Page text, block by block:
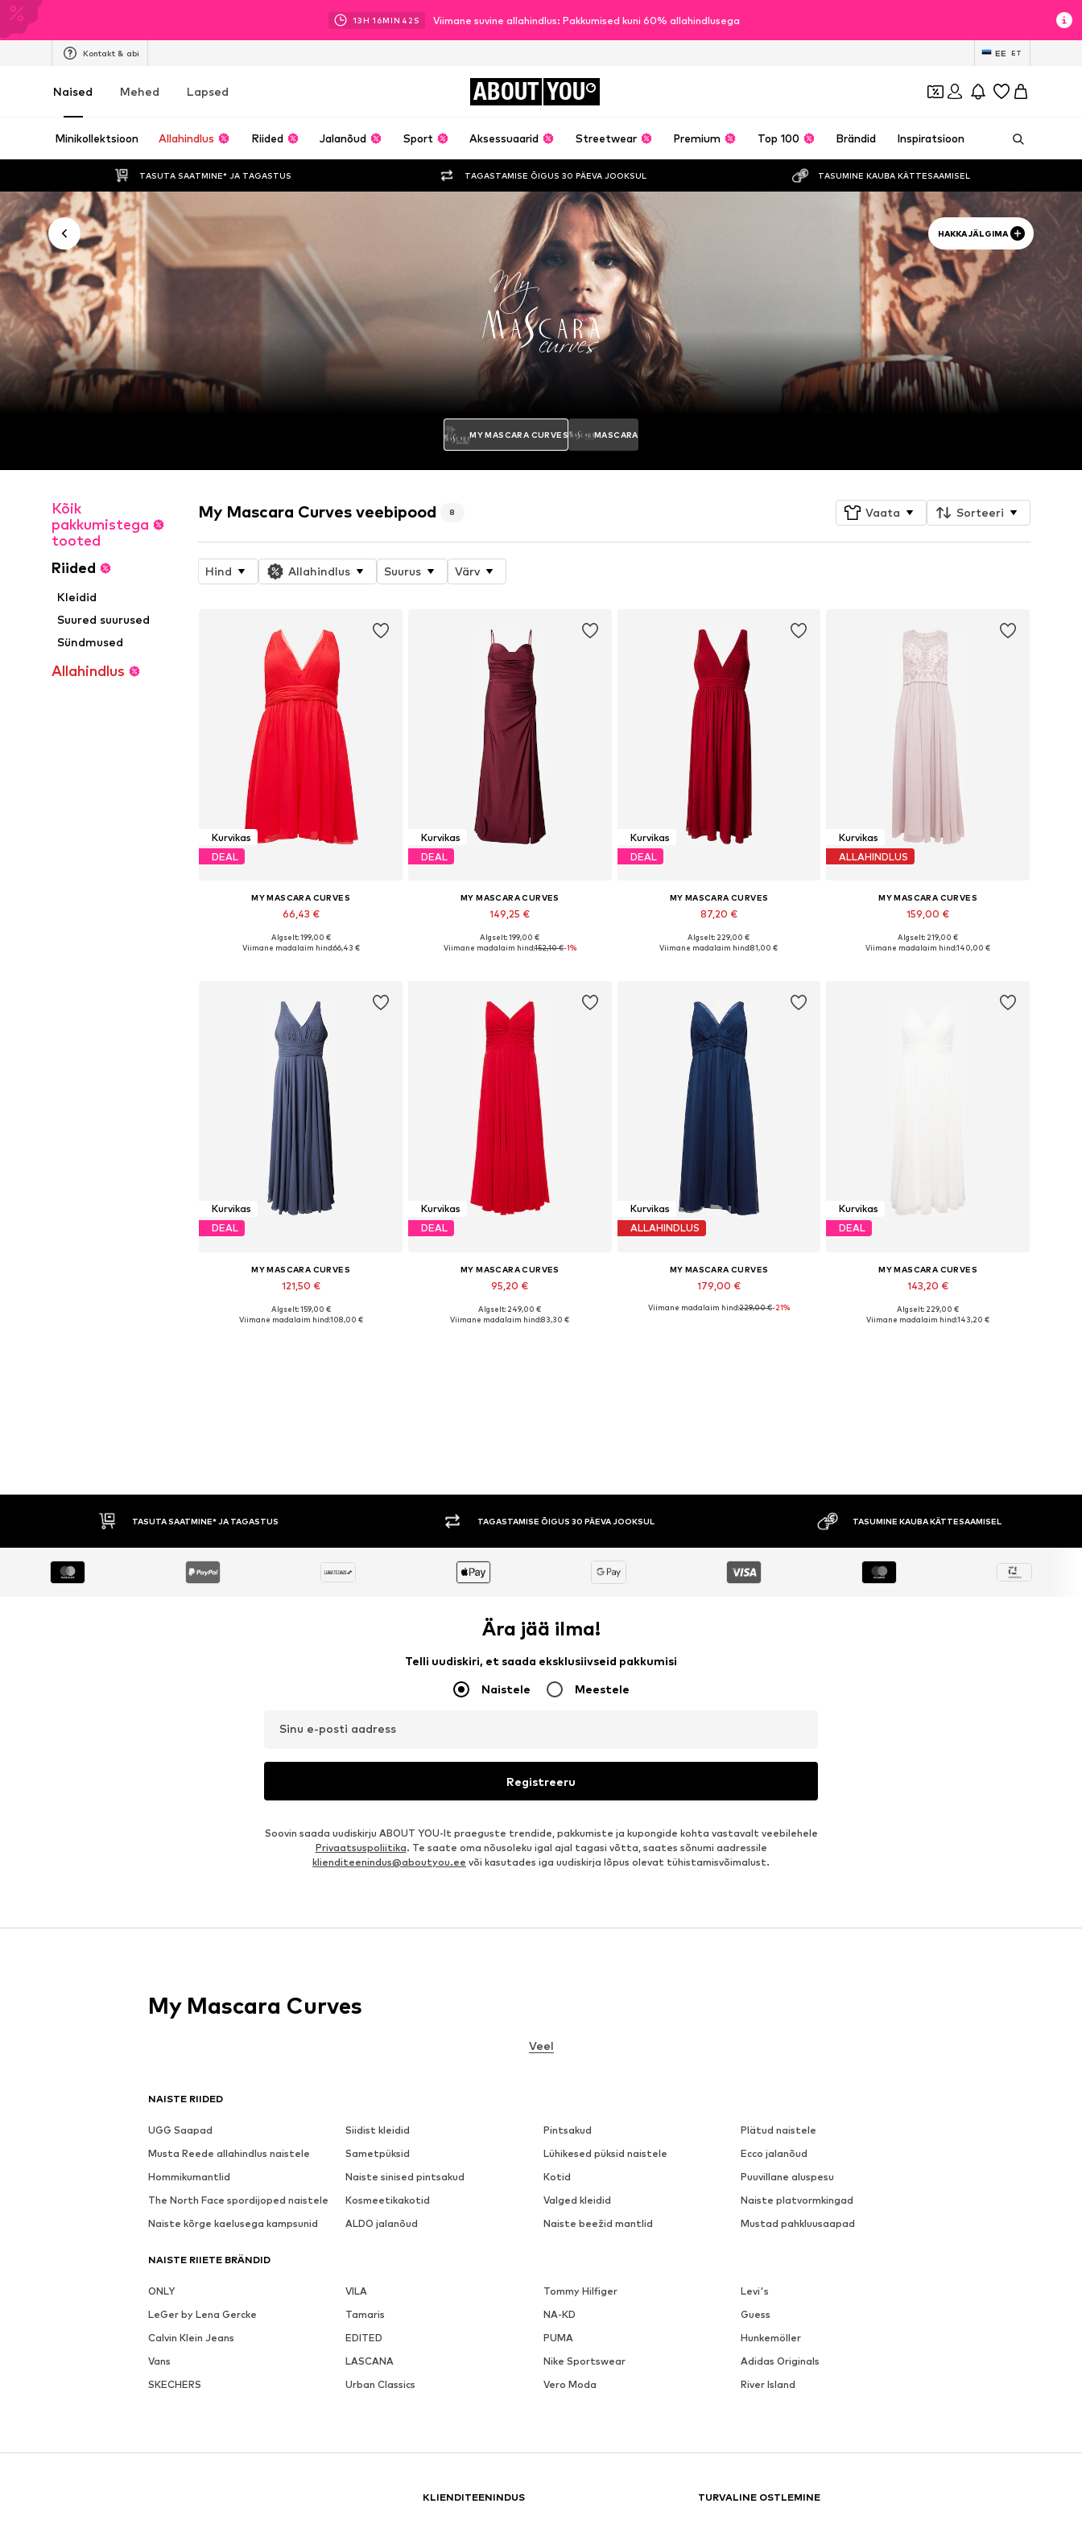
13H 16MIN 41 S Viimane suvine allahindlus: Pakkumised kuni 60% allahindlusega
Kontakt & abi EE ET
Naised Mehed Lapsed ABOUT YOU
Minikollektsioon Allahindlus Riided Jalanõud Sport Aksessuaarid Streetwear Premium Top 100 Brändid Inspiratsioon
TASUTA SAATMINE* JA TAGASTUS TAGASTAMISE ÕIGUS 30 PÄEVA JOOKSUL TASUMINE KAUBA KÄTTESAAMISEL
HAKKA JÄLGIMA
MY MASCARA CURVES MASCARA
Kõik
pakkumistega
tooted
Riided
Kleidid
Suured suurused
Sündmused
Allahindlus
My Mascara Curves veebipood 8 Vaata Sorteeri
Hind Allahindlus Suurus Värv
Kurvikas
DEAL
MY MASCARA CURVES
66,43 €
Saadaolevad suurused: 46, 48, 50, 52, 54
Algselt: 199,00 €
Viimane madalaim hind:66,43 €
Kurvikas
DEAL
MY MASCARA CURVES
149,25 €
Saadaolevad suurused: 46, 48, 50, 52, 54
Algselt: 199,00 €
Viimane madalaim hind:152,10 €-1%
Kurvikas
DEAL
MY MASCARA CURVES
87,20 €
Saadaolevad suurused: 46, 48, 50
Algselt: 229,00 €
Viimane madalaim hind:81,00 €
Kurvikas
ALLAHINDLUS
MY MASCARA CURVES
159,00 €
Saadaolevad suurused: 54
Algselt: 219,00 €
Viimane madalaim hind:140,00 €
Kurvikas
DEAL
MY MASCARA CURVES
121,50 €
Saadaolevad suurused: 50
Algselt: 159,00 €
Viimane madalaim hind:108,00 €
Kurvikas
DEAL
MY MASCARA CURVES
95,20 €
Saadaolevad suurused: 50, 52
Algselt: 249,00 €
Viimane madalaim hind:83,30 €
Kurvikas
ALLAHINDLUS
MY MASCARA CURVES
179,00 €
Saadaolevad suurused: 46
Viimane madalaim hind:229,00 €-21%
Kurvikas
DEAL
MY MASCARA CURVES
143,20 €
Saadaolevad suurused: 50, 54
Algselt: 229,00 €
Viimane madalaim hind:143,20 €
TASUTA SAATMINE* JA TAGASTUS TAGASTAMISE ÕIGUS 30 PÄEVA JOOKSUL TASUMINE KAUBA KÄTTESAAMISEL
Ära jää ilma!
Telli uudiskiri, et saada eksklusiivseid pakkumisi
Naistele Meestele
Sinu e-posti aadress
Registreeru
Soovin saada uudiskirju ABOUT YOU-lt praeguste trendide, pakkumiste ja kupongide kohta vastavalt veebilehele
Privaatsuspoliitika. Te saate oma nõusoleku igal ajal tagasi võtta, saates sõnumi aadressile
klienditeenindus@aboutyou.ee või kasutades iga uudiskirja lõpus olevat tühistamisvõimalust.
NAISTE RIIDED
UGG Saapad Siidist kleidid Pintsakud
Plätud naistele
Musta Reede allahindlus naistele
Sametpüksid Lühikesed püksid naistele
Ecco jalanõud
Hommikumantlid
Naiste sinised pintsakud Kotid
Puuvillane aluspesu
The North Face spordijoped naistele
Kosmeetikakotid Valged kleidid
Naiste platvormkingad
Naiste kõrge kaelusega kampsunid
ALDO jalanõud Naiste beežid mantlid Mustad pahkluusaapad
NAISTE RIIETE BRÄNDID
ONLY VILA Tommy Hilfiger
Levi's
LeGer by Lena Gercke
Tamaris NA-KD
Guess
Calvin Klein Jeans
EDITED PUMA
Hunkemöller
Vans
LASCANA Nike Sportswear
Adidas Originals
SKECHERS
Urban Classics Vero Moda River Island
KLIENDITEENINDUS TURVALINE OSTLEMINE
My Mascara Curves
Veel